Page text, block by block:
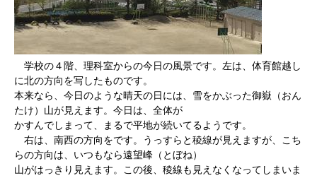
学校の４階、理科室からの今日の風景です。左は、体育館越し
に北の方向を写したものです。
本来なら、今日のような晴天の日には、雪をかぶった御嶽（おん
たけ）山が見えます。今日は、全体が
かすんでしまって、まるで平地が続いてるようです。
右は、南西の方向をです。うっすらと稜線が見えますが、こち
らの方向は、いつもなら遠望峰（とぼね）
山がはっきり見えます。この後、稜線も見えなくなってしまいま